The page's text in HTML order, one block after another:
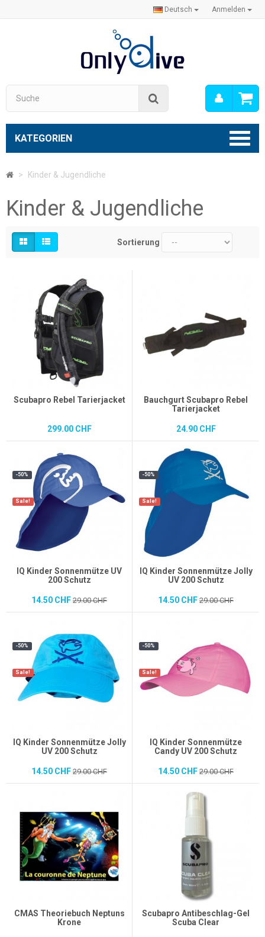
Anmelden
Deutsch
Mein
Konto
KATEGORIEN
> Kinder & Jugendliche
Kinder & Jugendliche
Sortierung
Scubapro Rebel Tarierjacket
299.00 CHF
Bauchgurt Scubapro Rebel
Tarierjacket
24.90 CHF
Sale!
IQ Kinder Sonnenmütze UV
200 Schutz
14.50 CHF 29.00 CHF
-50%
Sale!
IQ Kinder Sonnenmütze Jolly
UV 200 Schutz
14.50 CHF 29.00 CHF
-50%
Sale!
IQ Kinder Sonnenmütze Jolly
UV 200 Schutz
14.50 CHF 29.00 CHF
-50%
Sale!
IQ Kinder Sonnenmütze
Candy UV 200 Schutz
14.50 CHF 29.00 CHF
-50%
CMAS Theoriebuch Neptuns
Krone
Scubapro Antibeschlag-Gel
Scuba Clear